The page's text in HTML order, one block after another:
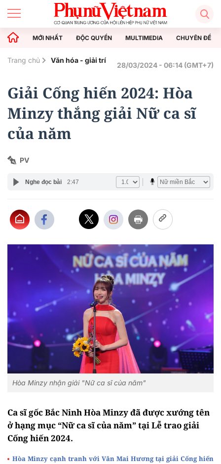
MỚI NHẤT ĐỘC QUYỀN MULTIMEDIA CHUYÊN ĐỀ
Trang chủ Văn hóa - giải trí
28/03/2024 - 06:14 (GMT+7)
Giải Cống hiến 2024: Hòa
Minzy thắng giải Nữ ca sĩ
của năm
PV
Nghe đọc bài 2:47
Hòa Minzy nhận giải "Nữ ca sĩ của năm"
Ca sĩ gốc Bắc Ninh Hòa Minzy đã được xướng tên
ở hạng mục “Nữ ca sĩ của năm” tại Lễ trao giải
Cống hiến 2024.
Hòa Minzy cạnh tranh với Văn Mai Hương tại giải Cống hiến